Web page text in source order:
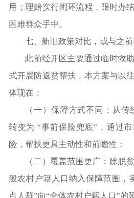
用；理赔实行闭环流程，限时办
困难群众手中。
七、新旧政策对比，或与之
此前经开区主要通过临时救
式开展防返贫帮扶，本方案与以
体现在：
（一） 保障方式不同：从传
转变为 “事前保险兜底”，通过
险，帮扶更具主动性和前瞻性；
（二）覆盖范围更广：除脱
般农村户籍人口纳入保障范围，
点人群”向“全体农村户籍人口”的